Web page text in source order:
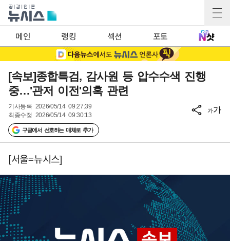
메인 랭킹 섹션 포토
[속보]종합특검, 감사원 등 압수수색 진행
중…'관저 이전'의혹 관련
기사등록 2026/05/14 09:27:39
최종수정 2026/05/14 09:30:13
구글에서 선호하는 매체로 추가
가가
[서울=뉴시스]